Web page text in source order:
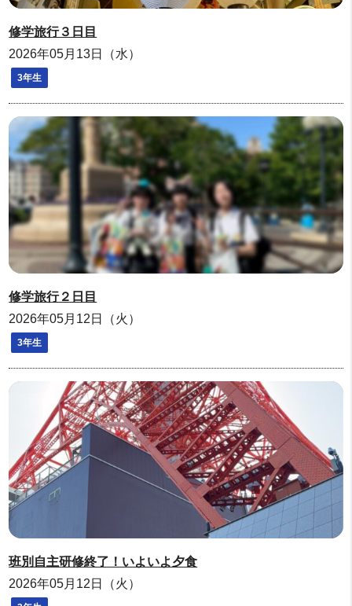
修学旅行３日目
2026年05月13日（水）
3年生
修学旅行２日目
2026年05月12日（火）
3年生
班別自主研修終了！いよいよ夕食
2026年05月12日（火）